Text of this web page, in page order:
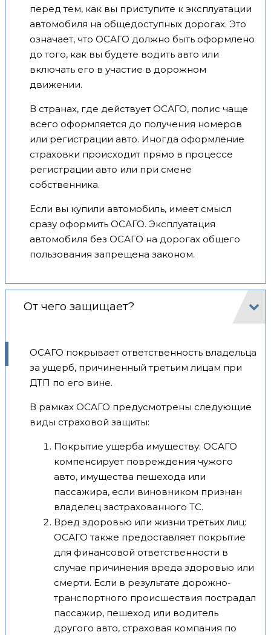
перед тем, как вы приступите к эксплуатации
автомобиля на общедоступных дорогах. Это
означает, что ОСАГО должно быть оформлено
до того, как вы будете водить авто или
включать его в участие в дорожном
движении.
В странах, где действует ОСАГО, полис чаще
всего оформляется до получения номеров
или регистрации авто. Иногда оформление
страховки происходит прямо в процессе
регистрации авто или при смене
собственника.
Если вы купили автомобиль, имеет смысл
сразу оформить ОСАГО. Эксплуатация
автомобиля без ОСАГО на дорогах общего
пользования запрещена законом.
От чего защищает?
ОСАГО покрывает ответственность владельца
за ущерб, причиненный третьим лицам при
ДТП по его вине.
В рамках ОСАГО предусмотрены следующие
виды страховой защиты:
Покрытие ущерба имуществу: ОСАГО
компенсирует повреждения чужого
авто, имущества пешехода или
пассажира, если виновником признан
владелец застрахованного ТС.
Вред здоровью или жизни третьих лиц:
ОСАГО также предоставляет покрытие
для финансовой ответственности в
случае причинения вреда здоровью или
смерти. Если в результате дорожно-
транспортного происшествия пострадал
пассажир, пешеход или водитель
другого авто, страховая компания по